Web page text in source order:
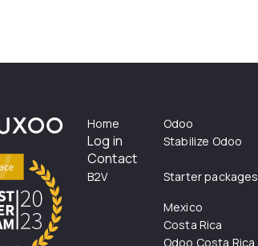
Home
Log in
Contact
B2V
Odoo
Stabilize Odoo
Starter packages
Mexico
Costa Rica
Odoo Costa Rica